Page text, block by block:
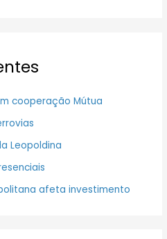
cooperação Mútua
Leopoldina
afeta investimento